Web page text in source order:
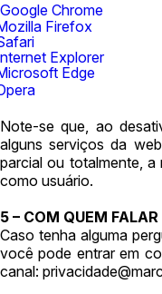
Google Chrome
Firefox
Explorer
Edge
Note-se que, ao
alguns serviços da
parcial ou totalmente,
como usuário.
5 – COM QUEM
Caso tenha alguma
você pode entrar em
canal: